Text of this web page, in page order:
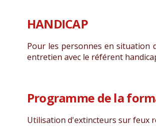
HANDICAP
Pour les personnes en situation
entretien avec le référent
Programme de la
Utilisation d'extincteurs sur feux